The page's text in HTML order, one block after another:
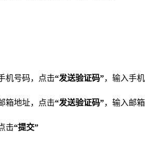
机号码，点击“发送验证码”，输入手
箱地址，点击“发送验证码”，输入邮
击“提交”